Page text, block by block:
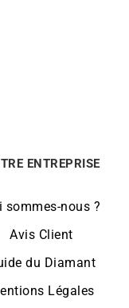
ENTREPRISE
sommes-nous ?
Avis Client
du Diamant
Légales